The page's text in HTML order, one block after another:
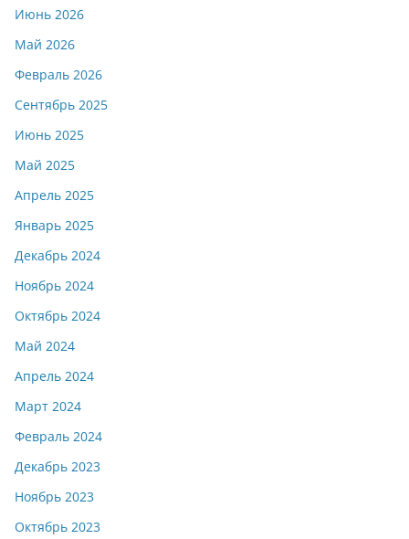
Июнь 2026
Май 2026
Февраль 2026
Сентябрь 2025
Июнь 2025
Май 2025
Апрель 2025
Январь 2025
Декабрь 2024
Ноябрь 2024
Октябрь 2024
Май 2024
Апрель 2024
Март 2024
Февраль 2024
Декабрь 2023
Ноябрь 2023
Октябрь 2023